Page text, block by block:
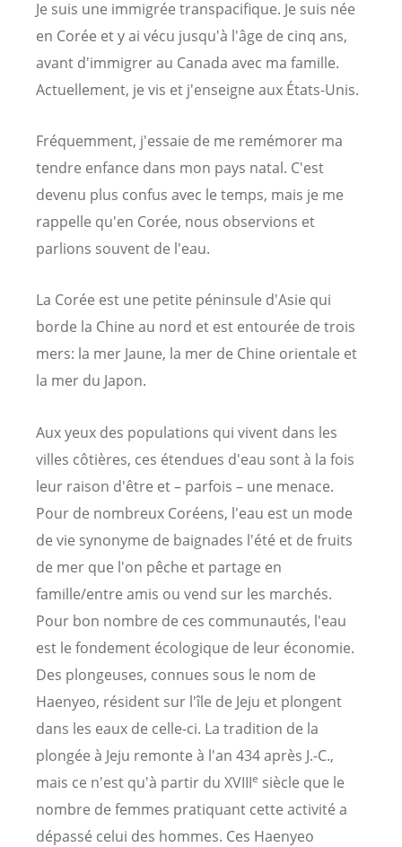
Je suis une immigrée transpacifique. Je suis née
en Corée et y ai vécu jusqu'à l'âge de cinq ans,
avant d'immigrer au Canada avec ma famille.
Actuellement, je vis et j'enseigne aux États-Unis.
Fréquemment, j'essaie de me remémorer ma
tendre enfance dans mon pays natal. C'est
devenu plus confus avec le temps, mais je me
rappelle qu'en Corée, nous observions et
parlions souvent de l'eau.
La Corée est une petite péninsule d'Asie qui
borde la Chine au nord et est entourée de trois
mers: la mer Jaune, la mer de Chine orientale et
la mer du Japon.
Aux yeux des populations qui vivent dans les
villes côtières, ces étendues d'eau sont à la fois
leur raison d'être et – parfois – une menace.
Pour de nombreux Coréens, l'eau est un mode
de vie synonyme de baignades l'été et de fruits
de mer que l'on pêche et partage en
famille/entre amis ou vend sur les marchés.
Pour bon nombre de ces communautés, l'eau
est le fondement écologique de leur économie.
Des plongeuses, connues sous le nom de
Haenyeo, résident sur l'île de Jeju et plongent
dans les eaux de celle-ci. La tradition de la
plongée à Jeju remonte à l'an 434 après J.-C.,
mais ce n'est qu'à partir du XVIIIe siècle que le
nombre de femmes pratiquant cette activité a
dépassé celui des hommes. Ces Haenyeo